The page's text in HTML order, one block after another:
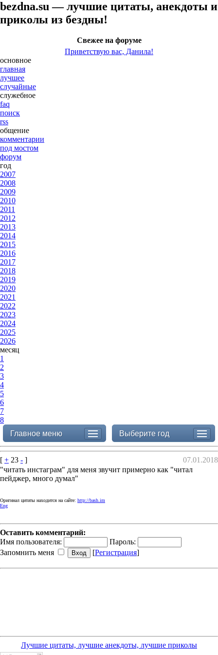
bezdna.su — лучшие цитаты, анекдоты и
приколы из бездны!
Свежее на форуме
Приветствую вас, Данила!
основное
главная
лучшее
случайные
служебное
faq
поиск
rss
общение
комментарии
под мостом
форум
год
2007
2008
2009
2010
2011
2012
2013
2014
2015
2016
2017
2018
2019
2020
2021
2022
2023
2024
2025
2026
месяц
1
2
3
4
5
6
7
8
Главное меню
Выберите год
[ + 23 - ]
07.01.2018
"читать инстаграм" для меня звучит примерно как "читал
пейджер, много думал"
Оригинал цитаты находится на сайте: http://bash.im
Eng
Оставить комментарий:
Имя пользователя:
Пароль:
Запомнить меня
[Регистрация]
Лучшие цитаты, лучшие анекдоты, лучшие приколы